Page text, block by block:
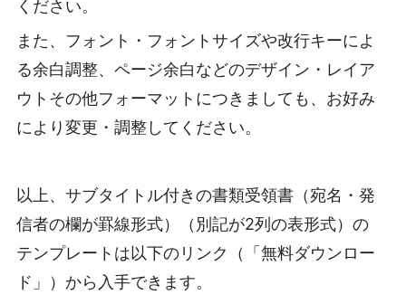
ください。
また、フォント・フォントサイズや改行キーによ
る余白調整、ページ余白などのデザイン・レイア
ウトその他フォーマットにつきましても、お好み
により変更・調整してください。
以上、サブタイトル付きの書類受領書（宛名・発
信者の欄が罫線形式）（別記が2列の表形式）の
テンプレートは以下のリンク（「無料ダウンロー
ド」）から入手できます。